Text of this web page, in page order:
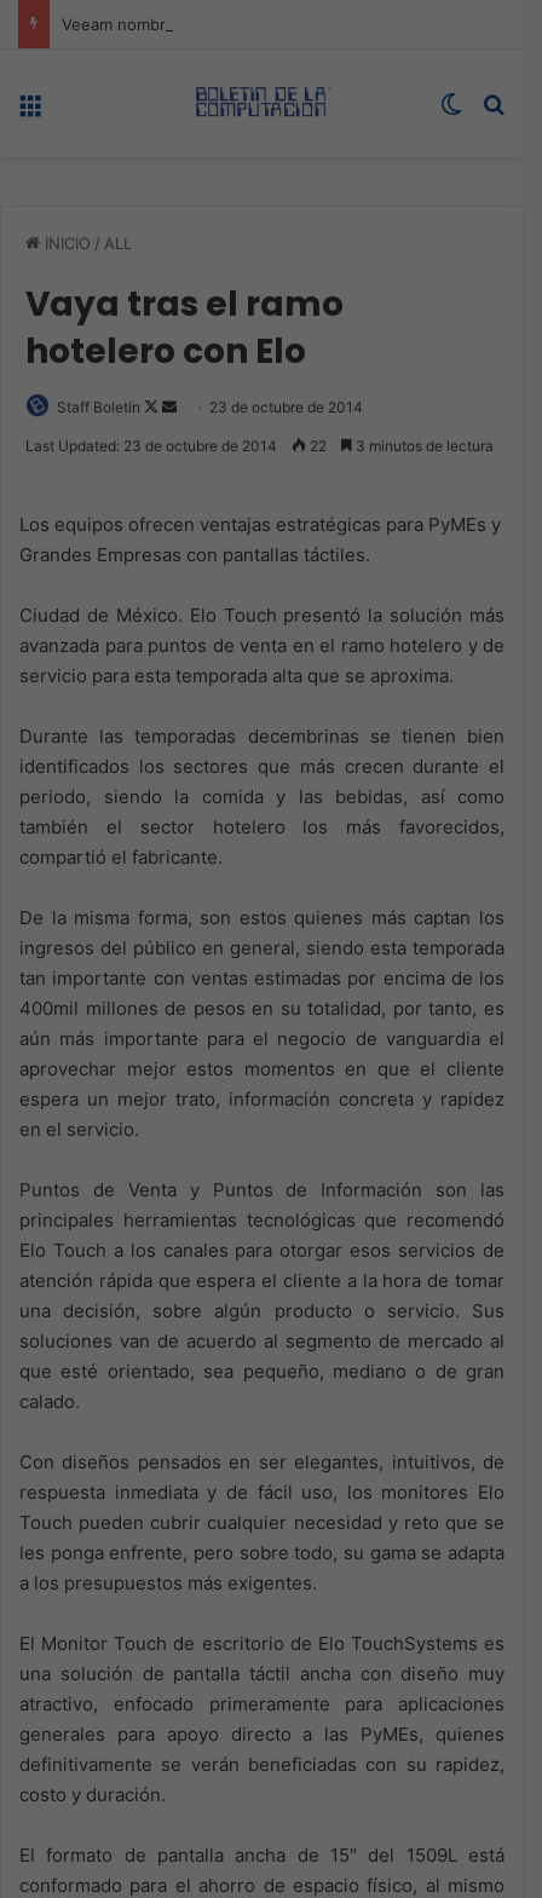
Switch
INICIO / ALL
Vaya tras el ramo
hotelero con Elo
Staff Boletín
Follow
Send 23 de octubre de 2014
Last Updated: 23 de octubre de 2014 22 3 minutos de lectura
Los equipos ofrecen ventajas estratégicas para PyMEs y
Grandes Empresas con pantallas táctiles.
Ciudad de México. Elo Touch presentó la solución más
avanzada para puntos de venta en el ramo hotelero y de
servicio para esta temporada alta que se aproxima.
Durante las temporadas decembrinas se tienen bien
identificados los sectores que más crecen durante el
periodo, siendo la comida y las bebidas, así como
también el sector hotelero los más favorecidos,
compartió el fabricante.
De la misma forma, son estos quienes más captan los
ingresos del público en general, siendo esta temporada
tan importante con ventas estimadas por encima de los
400mil millones de pesos en su totalidad, por tanto, es
aún más importante para el negocio de vanguardia el
aprovechar mejor estos momentos en que el cliente
espera un mejor trato, información concreta y rapidez
en el servicio.
Puntos de Venta y Puntos de Información son las
principales herramientas tecnológicas que recomendó
Elo Touch a los canales para otorgar esos servicios de
atención rápida que espera el cliente a la hora de tomar
una decisión, sobre algún producto o servicio. Sus
soluciones van de acuerdo al segmento de mercado al
que esté orientado, sea pequeño, mediano o de gran
calado.
Con diseños pensados en ser elegantes, intuitivos, de
respuesta inmediata y de fácil uso, los monitores Elo
Touch pueden cubrir cualquier necesidad y reto que se
les ponga enfrente, pero sobre todo, su gama se adapta
a los presupuestos más exigentes.
El Monitor Touch de escritorio de Elo TouchSystems es
una solución de pantalla táctil ancha con diseño muy
atractivo, enfocado primeramente para aplicaciones
generales para apoyo directo a las PyMEs, quienes
definitivamente se verán beneficiadas con su rapidez,
costo y duración.
El formato de pantalla ancha de 15″ del 1509L está
conformado para el ahorro de espacio físico, al mismo